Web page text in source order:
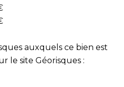
auxquels ce bien est
le site Géorisques :